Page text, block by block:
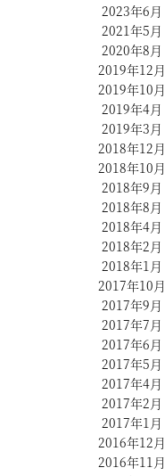
2023年6月
2021年5月
2020年8月
2019年12月
2019年10月
2019年4月
2019年3月
2018年12月
2018年10月
2018年9月
2018年8月
2018年4月
2018年2月
2018年1月
2017年10月
2017年9月
2017年7月
2017年6月
2017年5月
2017年4月
2017年2月
2017年1月
2016年12月
2016年11月